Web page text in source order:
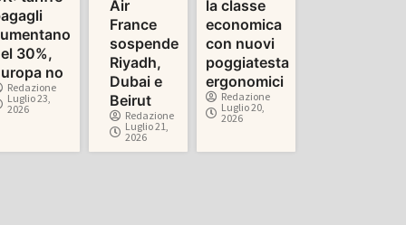
30%,
no
Redazione
Luglio 23,
2026
Air
France
sospende
Riyadh,
Dubai e
Beirut
Redazione
Luglio 21,
2026
la classe
economica
con nuovi
poggiatesta
ergonomici
Redazione
Luglio 20,
2026